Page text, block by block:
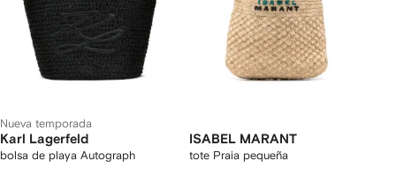
Nueva temporada
Karl Lagerfeld
bolsa de playa Autograph
ISABEL MARANT
tote Praia pequeña